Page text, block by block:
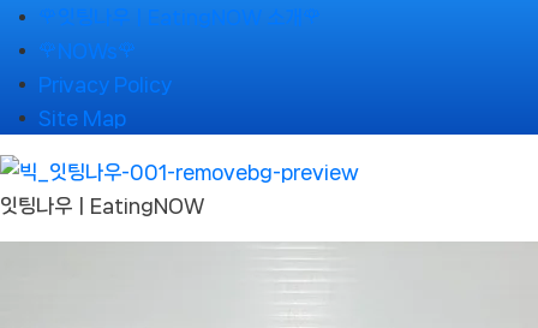
Skip
to
content
🌹잇팅나우ㅣEatingNOW 소개🌹
🌹NOWs🌹
Privacy Policy
Site Map
잇팅나우ㅣEatingNOW